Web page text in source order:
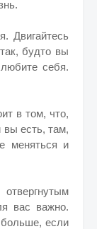
Двигайтесь
будто вы
себя.
в том, что,
вы есть, там,
меняться и
вас важно.
если